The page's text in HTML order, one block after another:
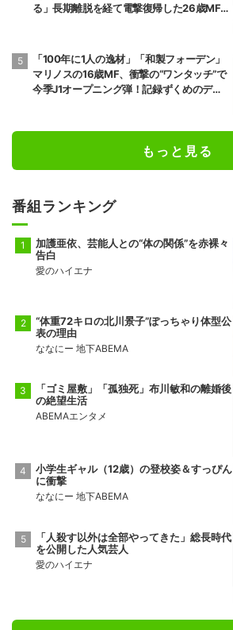
る」長期離脱を経て電撃復帰した26歳MF
「100年に1人の逸材」「和製フォーデン」
マリノスの16歳MF、衝撃の“ワンタッチ”で
今季J1オープニング弾！記録ずくめのデビ
もっと見る
番組ランキング
加護亜依、芸能人との“体の関係”を赤裸々
告白
愛のハイエナ
“体重72キロの北川景子”ぽっちゃり体型公
表の理由
ななにー 地下ABEMA
「ゴミ屋敷」「孤独死」布川敏和の離婚後
の絶望生活
ABEMAエンタメ
小学生ギャル（12歳）の登校姿＆すっぴん
に衝撃
ななにー 地下ABEMA
「人殺す以外は全部やってきた」総長時代
を公開した人気芸人
愛のハイエナ